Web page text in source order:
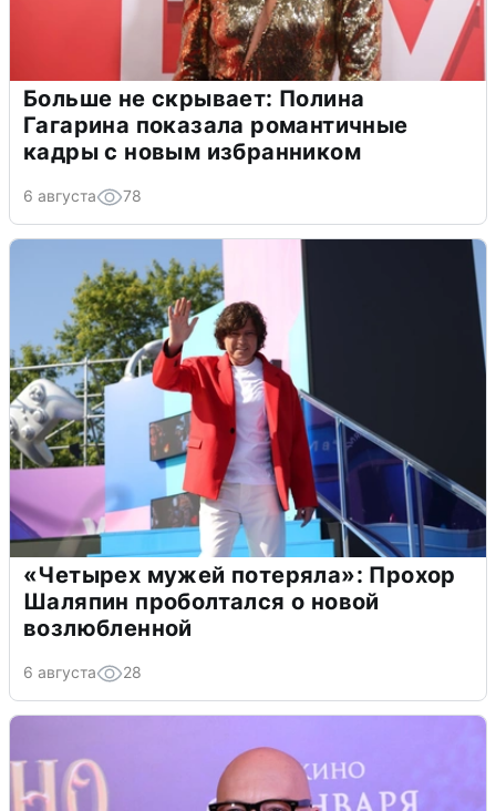
Больше не скрывает: Полина
Гагарина показала романтичные
кадры с новым избранником
6 августа 78
«Четырех мужей потеряла»: Прохор
Шаляпин проболтался о новой
возлюбленной
6 августа 28